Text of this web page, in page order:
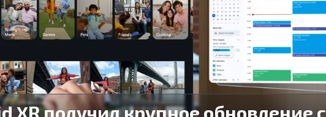
XR получил крупное обновление с